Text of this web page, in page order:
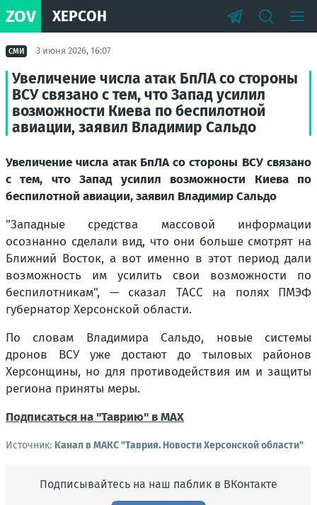
ZOV ХЕРСОН
СМИ 3 июня 2026, 16:07
Увеличение числа атак БпЛА со стороны
ВСУ связано с тем, что Запад усилил
возможности Киева по беспилотной
авиации, заявил Владимир Сальдо
Увеличение числа атак БпЛА со стороны ВСУ связано
с тем, что Запад усилил возможности Киева по
беспилотной авиации, заявил Владимир Сальдо
"Западные средства массовой информации
осознанно сделали вид, что они больше смотрят на
Ближний Восток, а вот именно в этот период дали
возможность им усилить свои возможности по
беспилотникам", — сказал ТАСС на полях ПМЭФ
губернатор Херсонской области.
По словам Владимира Сальдо, новые системы
дронов ВСУ уже достают до тыловых районов
Херсонщины, но для противодействия им и защиты
региона приняты меры.
Подписаться на "Таврию" в MAX
Источник: Канал в МАКС "Таврия. Новости Херсонской области"
Подписывайтесь на наш паблик в ВКонтакте